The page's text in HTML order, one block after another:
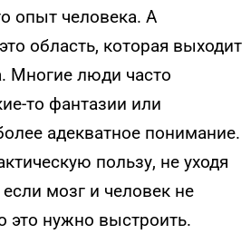
опыт человека. А
область, которая выходит
Многие люди часто
то фантазии или
адекватное понимание.
пользу, не уходя
мозг и человек не
это нужно выстроить.